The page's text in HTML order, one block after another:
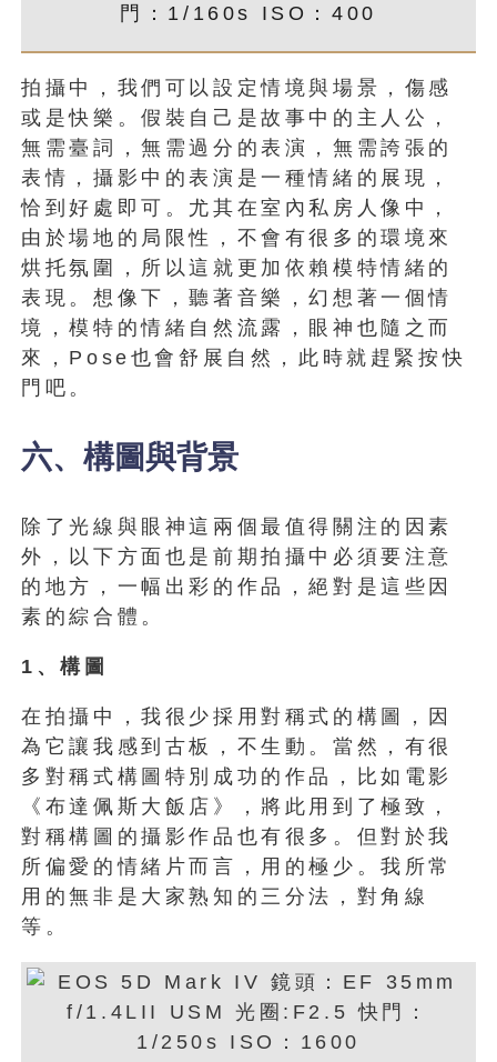
門：1/160s ISO：400
拍攝中，我們可以設定情境與場景，傷感
或是快樂。假裝自己是故事中的主人公，
無需臺詞，無需過分的表演，無需誇張的
表情，攝影中的表演是一種情緒的展現，
恰到好處即可。尤其在室內私房人像中，
由於場地的局限性，不會有很多的環境來
烘托氛圍，所以這就更加依賴模特情緒的
表現。想像下，聽著音樂，幻想著一個情
境，模特的情緒自然流露，眼神也隨之而
來，Pose也會舒展自然，此時就趕緊按快
門吧。
六、構圖與背景
除了光線與眼神這兩個最值得關注的因素
外，以下方面也是前期拍攝中必須要注意
的地方，一幅出彩的作品，絕對是這些因
素的綜合體。
1 、構圖
在拍攝中，我很少採用對稱式的構圖，因
為它讓我感到古板，不生動。當然，有很
多對稱式構圖特別成功的作品，比如電影
《布達佩斯大飯店》，將此用到了極致，
對稱構圖的攝影作品也有很多。但對於我
所偏愛的情緒片而言，用的極少。我所常
用的無非是大家熟知的三分法，對角線
等。